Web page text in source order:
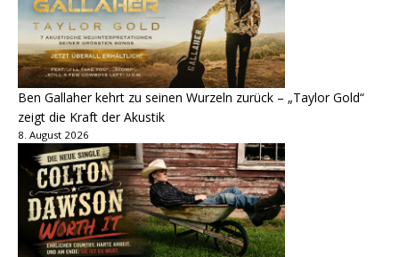
Ben Gallaher kehrt zu seinen Wurzeln zurück – „Taylor Gold“
zeigt die Kraft der Akustik
8. August 2026